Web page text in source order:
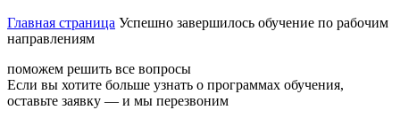
Главная страница Успешно завершилось обучение по рабочим
направлениям
поможем решить все вопросы
Если вы хотите больше узнать о программах обучения,
оставьте заявку — и мы перезвоним